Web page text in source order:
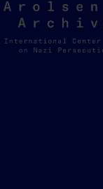
Arolsen
Archives